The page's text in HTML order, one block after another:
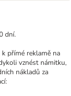
dní.
přímé reklamě na
vznést námitku,
nákladů za